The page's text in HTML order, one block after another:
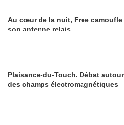
Au cœur de la nuit, Free camoufle
son antenne relais
Plaisance-du-Touch. Débat autour
des champs électromagnétiques